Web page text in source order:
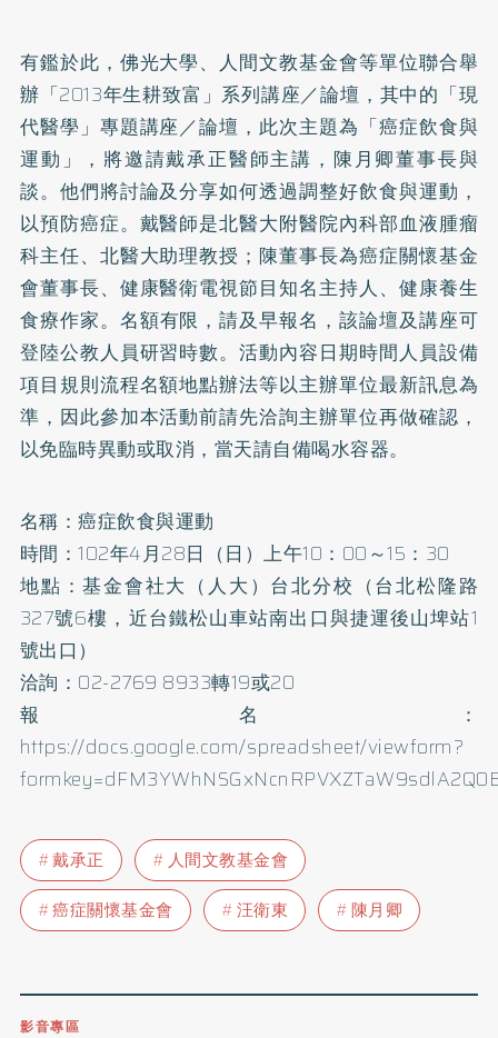
有鑑於此，佛光大學、人間文教基金會等單位聯合舉
辦「2013年生耕致富」系列講座／論壇，其中的「現
代醫學」專題講座／論壇，此次主題為「癌症飲食與
運動」，將邀請戴承正醫師主講，陳月卿董事長與
談。他們將討論及分享如何透過調整好飲食與運動，
以預防癌症。戴醫師是北醫大附醫院內科部血液腫瘤
科主任、北醫大助理教授；陳董事長為癌症關懷基金
會董事長、健康醫衛電視節目知名主持人、健康養生
食療作家。名額有限，請及早報名，該論壇及講座可
登陸公教人員研習時數。活動內容日期時間人員設備
項目規則流程名額地點辦法等以主辦單位最新訊息為
準，因此參加本活動前請先洽詢主辦單位再做確認，
以免臨時異動或取消，當天請自備喝水容器。
名稱：癌症飲食與運動
時間：102年4月28日（日）上午10：00～15：30
地點：基金會社大（人大）台北分校（台北松隆路
327號6樓，近台鐵松山車站南出口與捷運後山埤站1
號出口）
洽詢：02-2769 8933轉19或20
報名：
https://docs.google.com/spreadsheet/viewform?
戴承正
人間文教基金會
癌症關懷基金會
汪衛東 陳月卿
影音專區